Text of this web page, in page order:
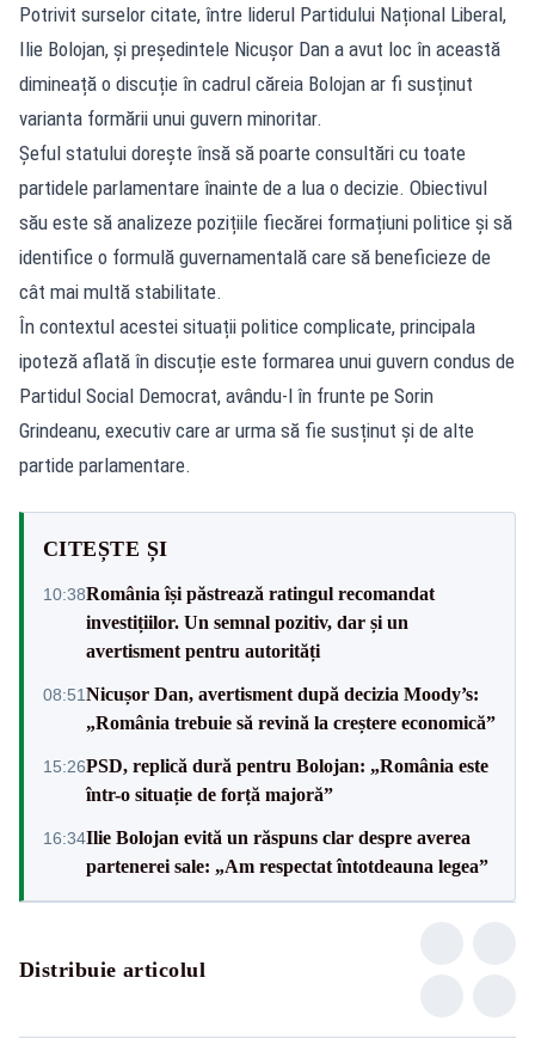
Potrivit surselor citate, între liderul Partidului Național Liberal,
Ilie Bolojan, și președintele Nicușor Dan a avut loc în această
dimineață o discuție în cadrul căreia Bolojan ar fi susținut
varianta formării unui guvern minoritar.
Șeful statului dorește însă să poarte consultări cu toate
partidele parlamentare înainte de a lua o decizie. Obiectivul
său este să analizeze pozițiile fiecărei formațiuni politice și să
identifice o formulă guvernamentală care să beneficieze de
cât mai multă stabilitate.
În contextul acestei situații politice complicate, principala
ipoteză aflată în discuție este formarea unui guvern condus de
Partidul Social Democrat, avându-l în frunte pe Sorin
Grindeanu, executiv care ar urma să fie susținut și de alte
partide parlamentare.
CITEȘTE ȘI
10:38România își păstrează ratingul recomandat
investițiilor. Un semnal pozitiv, dar și un
avertisment pentru autorități
08:51Nicușor Dan, avertisment după decizia Moody’s:
„România trebuie să revină la creștere economică”
15:26PSD, replică dură pentru Bolojan: „România este
într-o situație de forță majoră”
16:34Ilie Bolojan evită un răspuns clar despre averea
partenerei sale: „Am respectat întotdeauna legea”
Distribuie articolul